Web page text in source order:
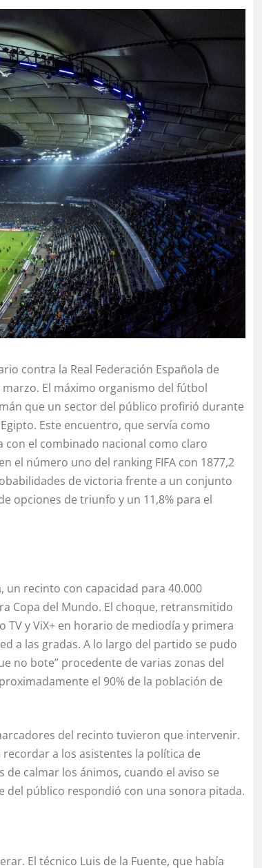
contra la Real Federación Española de
marzo. El máximo organismo del fútbol
que un sector del público profirió durante
Este encuentro, que servía como
el combinado nacional como claro
el número uno del ranking FIFA con 1877,2
de victoria frente a un conjunto
opciones de triunfo y un 11,8% para el
un recinto con capacidad para 40.000
Copa del Mundo. El choque, retransmitido
y ViX+ en horario de mediodía y primera
a las gradas. A lo largo del partido se pudo
no bote” procedente de varias zonas del
el 90% de la población de
del recinto tuvieron que intervenir.
a los asistentes la política de
calmar los ánimos, cuando el aviso se
del público respondió con una sonora pitada.
El técnico Luis de la Fuente, que había